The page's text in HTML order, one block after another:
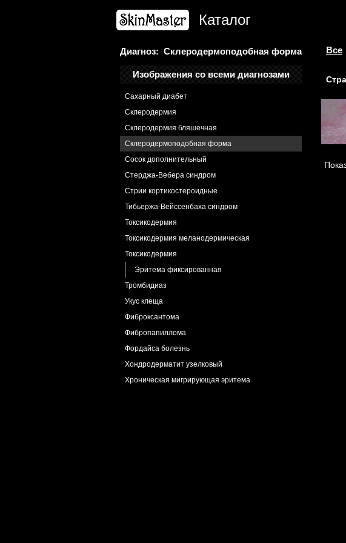
Каталог
Диагноз: Склеродермоподобная форма
Изображения со всеми диагнозами
Рожа
Рубец атрофический
Саркоидоз
Саркома Капоши
Сахарный диабет
Склеродермия
Склеродермия бляшечная
Склеродермоподобная форма
Сосок дополнительный
Стерджа-Вебера синдром
Стрии кортикостероидные
Тибьержа-Вейссенбаха синдром
Токсикодермия
Токсикодермия меланодермическая
Токсикодермия
Эритема фиксированная
Тромбидиаз
Укус клеща
Фиброксантома
Фибропапиллома
Фордайса болезнь
Хондродерматит узелковый
Хроническая мигрирующая эритема
Все